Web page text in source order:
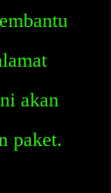
akan
paket.